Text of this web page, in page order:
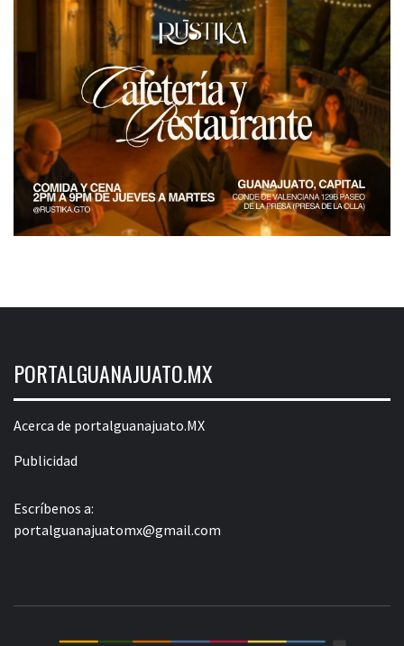
PORTALGUANAJUATO.MX
Acerca de portalguanajuato.MX
Publicidad
Escríbenos a:
portalguanajuatomx@gmail.com